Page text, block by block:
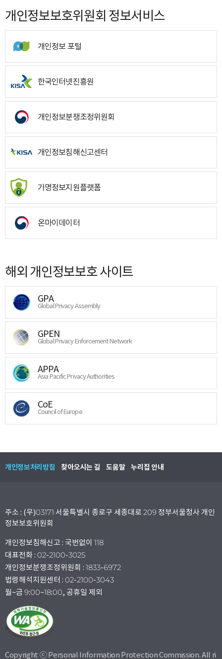
개인정보보호위원회 정보서비스
개인정보 포털
한국인터넷진흥원
개인정보분쟁조정위원회
개인정보침해신고센터
가명정보지원플랫폼
온마이데이터
해외 개인정보보호 사이트
GPA
Global Privacy Assembly
GPEN
Global Privacy Enforcement Network
APPA
Asia Pacific Privacy Authorities
CoE
Council of Europe
개인정보처리방침 찾아오시는 길 도움말 누리집 안내
주소 : (우)03171 서울특별시 종로구 세종대로 209 정부서울청사 개인
정보보호위원회
개인정보침해신고 : 국번없이 118
대표전화 : 02-2100-3025
개인정보분쟁조정위원회 : 1833-6972
법령해석지원센터 : 02-2100-3043
월~금 9:00~18:00, 공휴일 제외
Copyright ⓒ Personal Information Protection Commission. All ri